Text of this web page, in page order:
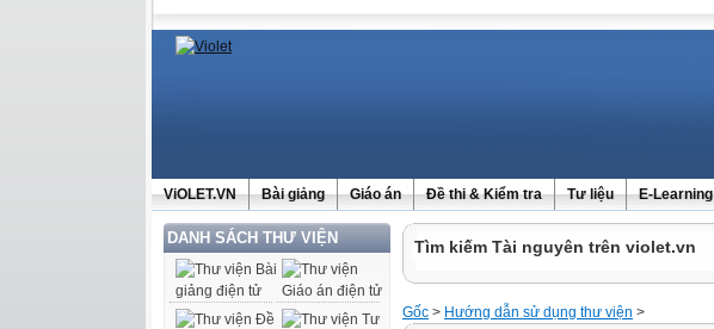
ViOLET.VN Bài giảng Giáo án Đề thi & Kiểm tra Tư liệu E-Learning
DANH SÁCH THƯ VIỆN Tìm kiếm Tài nguyên trên violet.vn
Gốc > Hướng dẫn sử dụng thư viện >